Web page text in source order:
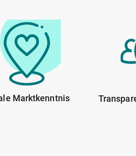
Marktkenntnis